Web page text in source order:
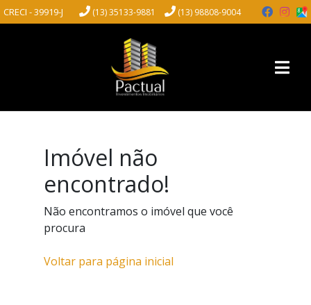
CRECI - 39919-J (13) 35133-9881 (13) 98808-9004
Imóvel não
encontrado!
Não encontramos o imóvel que você
procura
Voltar para página inicial